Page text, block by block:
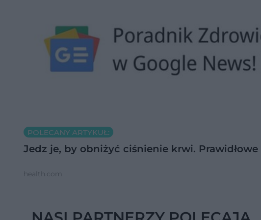
POLECANY ARTYKUŁ:
Jedz je, by obniżyć ciśnienie krwi.
health.com